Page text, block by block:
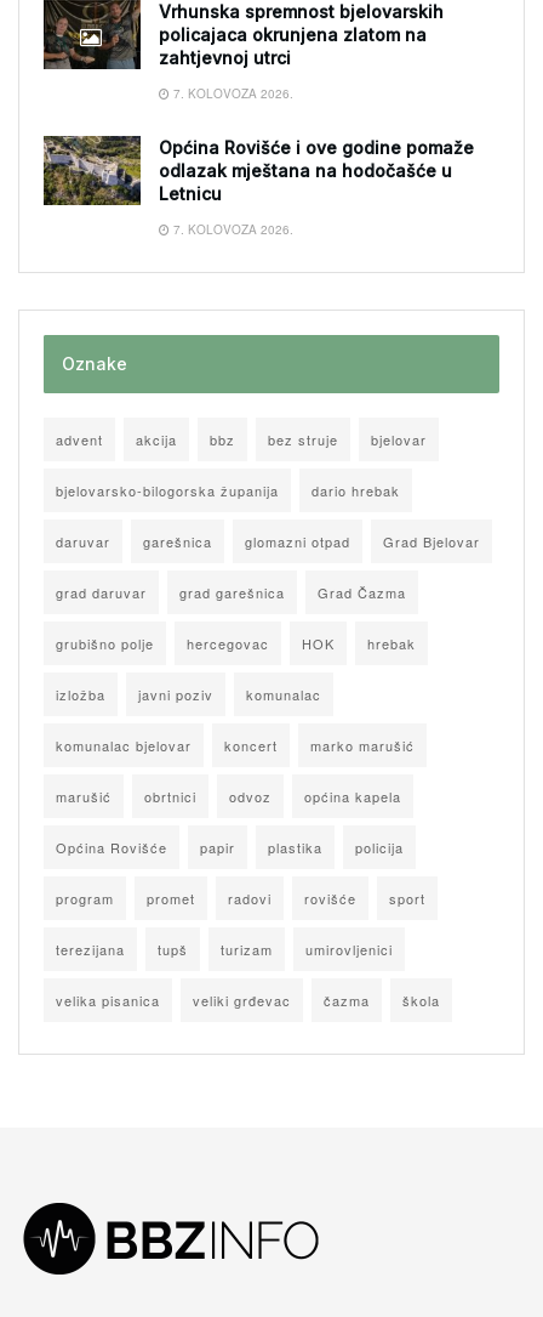
Vrhunska spremnost bjelovarskih
policajaca okrunjena zlatom na
zahtjevnoj utrci
7. KOLOVOZA 2026.
Općina Rovišće i ove godine pomaže
odlazak mještana na hodočašće u
Letnicu
7. KOLOVOZA 2026.
Oznake
advent akcija bbz bez struje bjelovar
bjelovarsko-bilogorska županija dario hrebak
daruvar garešnica glomazni otpad Grad Bjelovar
grad daruvar grad garešnica Grad Čazma
grubišno polje hercegovac HOK hrebak
izložba javni poziv komunalac
komunalac bjelovar koncert marko marušić
marušić obrtnici odvoz općina kapela
Općina Rovišće papir plastika policija
program promet radovi rovišće sport
terezijana tupš turizam umirovljenici
velika pisanica veliki grđevac čazma škola